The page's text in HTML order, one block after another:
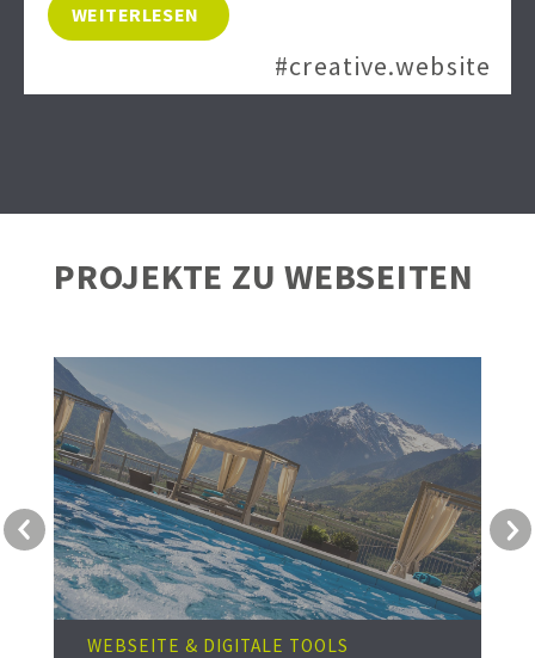
WEITERLESEN
#creative.website
PROJEKTE ZU WEBSEITEN
& DIGITALE TOOLS
WEBSEITE &